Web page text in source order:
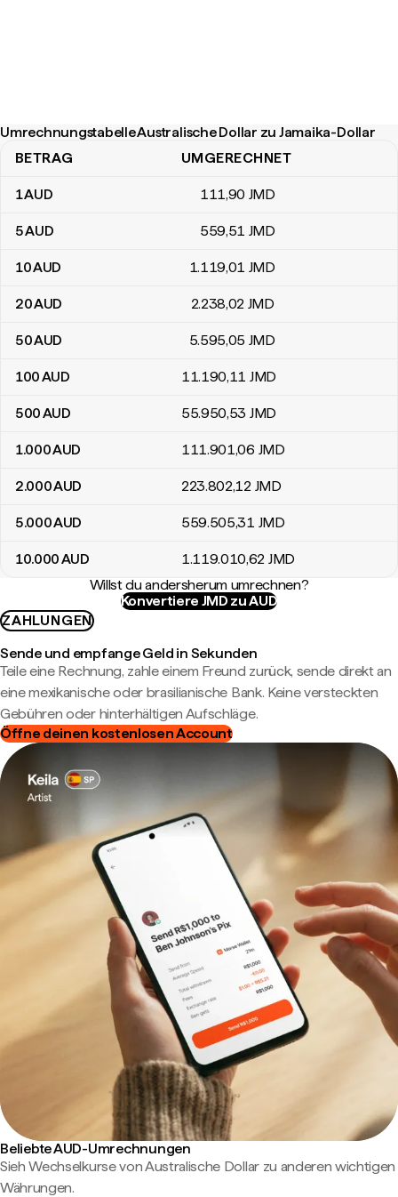
Umrechnungstabelle Australische Dollar zu Jamaika-Dollar
Umrechnungstabelle Australische Dollar zu Jamaika-Dollar
BETRAG UMGERECHNET
1AUD 111,90 JMD
5AUD 559,51 JMD
10AUD 1.119,01 JMD
20AUD 2.238,02 JMD
50AUD 5.595,05 JMD
100AUD 11.190,11 JMD
500AUD 55.950,53 JMD
1.000AUD 111.901,06 JMD
2.000AUD 223.802,12 JMD
5.000AUD 559.505,31 JMD
10.000AUD 1.119.010,62 JMD
Willst du andersherum umrechnen?
Konvertiere JMD zu AUD
ZAHLUNGEN
Sende und empfange Geld in Sekunden
Teile eine Rechnung, zahle einem Freund zurück, sende direkt an
eine mexikanische oder brasilianische Bank. Keine versteckten
Gebühren oder hinterhältigen Aufschläge.
Öffne deinen kostenlosen Account
Beliebte AUD-Umrechnungen
Sieh Wechselkurse von Australische Dollar zu anderen wichtigen
Währungen.